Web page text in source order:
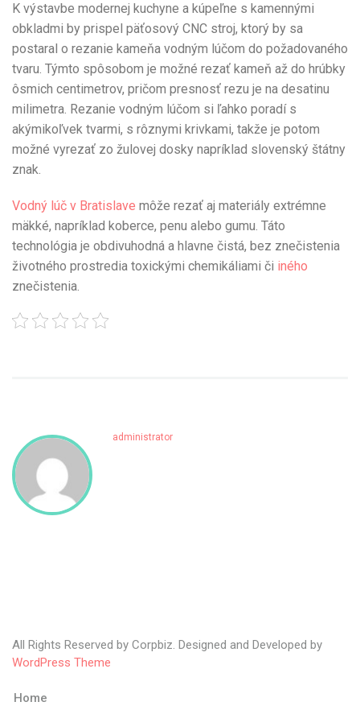
K výstavbe modernej kuchyne a kúpeľne s kamennými
obkladmi by prispel päťosový CNC stroj, ktorý by sa
postaral o rezanie kameňa vodným lúčom do požadovaného
tvaru. Týmto spôsobom je možné rezať kameň až do hrúbky
ôsmich centimetrov, pričom presnosť rezu je na desatinu
milimetra. Rezanie vodným lúčom si ľahko poradí s
akýmikoľvek tvarmi, s rôznymi krivkami, takže je potom
možné vyrezať zo žulovej dosky napríklad slovenský štátny
znak.
Vodný lúč v Bratislave môže rezať aj materiály extrémne
mäkké, napríklad koberce, penu alebo gumu. Táto
technológia je obdivuhodná a hlavne čistá, bez znečistenia
životného prostredia toxickými chemikáliami či iného
znečistenia.
administrator
All Rights Reserved by Corpbiz. Designed and Developed by
WordPress Theme
Home